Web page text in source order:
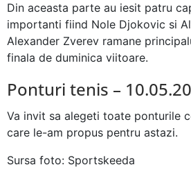
Din aceasta parte au iesit patru
importanti fiind Nole Djokovic si
Alexander Zverev ramane
finala de duminica viitoare.
Ponturi tenis –
Va invit sa alegeti toate ponturile
care le-am propus pentru astazi.
Sursa foto: Sportskeeda